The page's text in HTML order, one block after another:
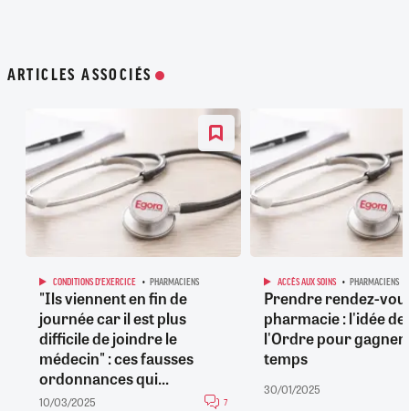
ARTICLES ASSOCIÉS
CONDITIONS D'EXERCICE PHARMACIENS
"Ils viennent en fin de
journée car il est plus
difficile de joindre le
médecin" : ces fausses
ordonnances qui...
10/03/2025 7
ACCÈS AUX SOINS PHARMACIENS
Prendre rendez-
pharmacie : l'idée de
l'Ordre pour gagner
temps
30/01/2025